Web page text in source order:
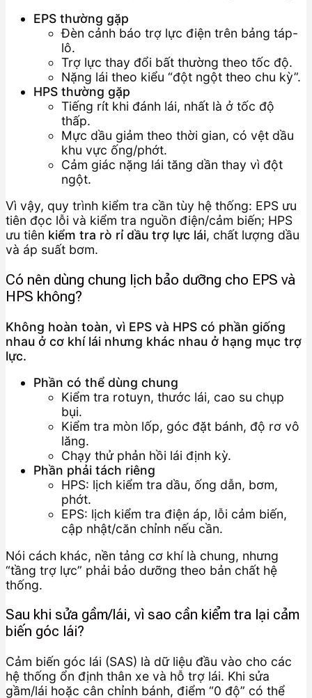
EPS thường gặp
Đèn cảnh báo trợ lực điện trên bảng táp-
lô.
Trợ lực thay đổi bất thường theo tốc độ.
Nặng lái theo kiểu “đột ngột theo chu kỳ”.
HPS thường gặp
Tiếng rít khi đánh lái, nhất là ở tốc độ
thấp.
Mực dầu giảm theo thời gian, có vệt dầu
khu vực ống/phớt.
Cảm giác nặng lái tăng dần thay vì đột
ngột.
Vì vậy, quy trình kiểm tra cần tùy hệ thống: EPS ưu
tiên đọc lỗi và kiểm tra nguồn điện/cảm biến; HPS
ưu tiên kiểm tra rò rỉ dầu trợ lực lái, chất lượng dầu
và áp suất bơm.
Có nên dùng chung lịch bảo dưỡng cho EPS và
HPS không?
Không hoàn toàn, vì EPS và HPS có phần giống
nhau ở cơ khí lái nhưng khác nhau ở hạng mục trợ
lực.
Phần có thể dùng chung
Kiểm tra rotuyn, thước lái, cao su chụp
bụi.
Kiểm tra mòn lốp, góc đặt bánh, độ rơ vô
lăng.
Chạy thử phản hồi lái định kỳ.
Phần phải tách riêng
HPS: lịch kiểm tra dầu, ống dẫn, bơm,
phớt.
EPS: lịch kiểm tra điện áp, lỗi cảm biến,
cập nhật/căn chỉnh nếu cần.
Nói cách khác, nền tảng cơ khí là chung, nhưng
“tầng trợ lực” phải bảo dưỡng theo bản chất hệ
thống.
Sau khi sửa gầm/lái, vì sao cần kiểm tra lại cảm
biến góc lái?
Cảm biến góc lái (SAS) là dữ liệu đầu vào cho các
hệ thống ổn định thân xe và hỗ trợ lái. Khi sửa
gầm/lái hoặc cân chỉnh bánh, điểm “0 độ” có thể